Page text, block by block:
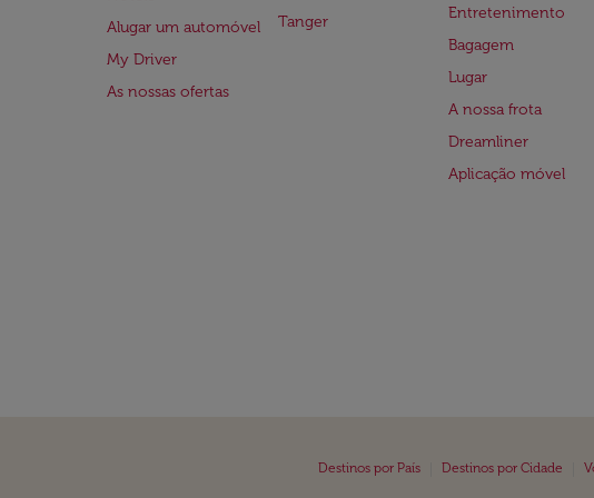
Alugar um automóvel
My Driver
As nossas ofertas
Tanger
Entretenimento
Bagagem
Lugar
A nossa frota
Dreamliner
Aplicação móvel
Destinos por País Destinos por Cidade